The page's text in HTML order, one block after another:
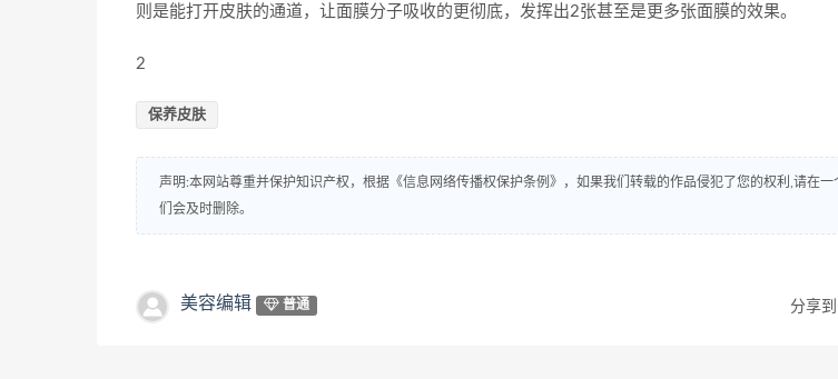
则是能打开皮肤的通道，让面膜分子吸收的更彻底，发挥出2张甚至是更多张面膜的效果。
2
保养皮肤
声明:本网站尊重并保护知识产权，根据《信息网络传播权保护条例》，如果我们转载的作品侵犯了您的权利,请在
们会及时删除。
美容编辑 普通 分享到